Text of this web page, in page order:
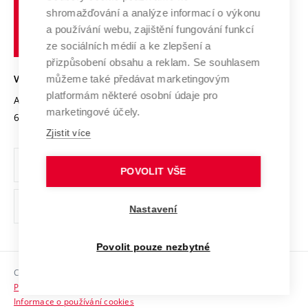
Výzkumné infrastruktury
Transfer znalostí
Open Science
Projekty
Projekty ze strukturálních fondů
Specifický výzkum
Služby univerzity
Mezinárodní dohody
Univerzitní sítě
Udržitelná univerzita
Podnikavá univerzita / ContriBUTe
Bezpečná univerzita
Vyznamenání
Organizační struktura
Ochrana osobních údajů
odkaz)
Sociální bezpečí
HR Award
učení
technické
VYSOKÉ UČENÍ TECHNICKÉ V BRNĚ
Antonínská 548/1
602 00 Brno
www.vut.cz
vut@vutbr.cz
Copyright © 2026 VUT
Prohlášení o přístupnosti
Informace o používání cookies
shromažďování a analýze informací o výkonu
a používání webu, zajištění fungování funkcí
ze sociálních médií a ke zlepšení a
přizpůsobení obsahu a reklam. Se souhlasem
můžeme také předávat marketingovým
platformám některé osobní údaje pro
marketingové účely.
Zjistit více
POVOLIT VŠE
Nastavení
Povolit pouze nezbytné